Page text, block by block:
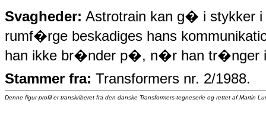
Svagheder: Astrotrain kan g� i stykker
rumf�rge beskadiges hans
han ikke br�nder p�, n�r han tr�nger
Stammer fra: Transformers nr. 2/1988.
Denne figur-profil er transkriberet fra den danske Transformers-tegneserie og rettet af Martin